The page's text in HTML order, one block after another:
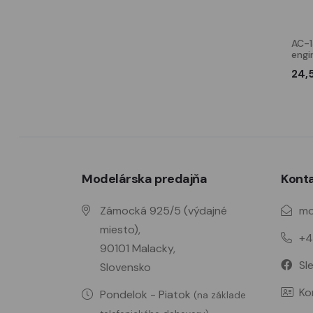
AC-
Modelárska predajňa
Zámocká 925/5 (výdajné
miesto),
90101 Malacky,
Slovensko
Pondelok - Piatok (na základe